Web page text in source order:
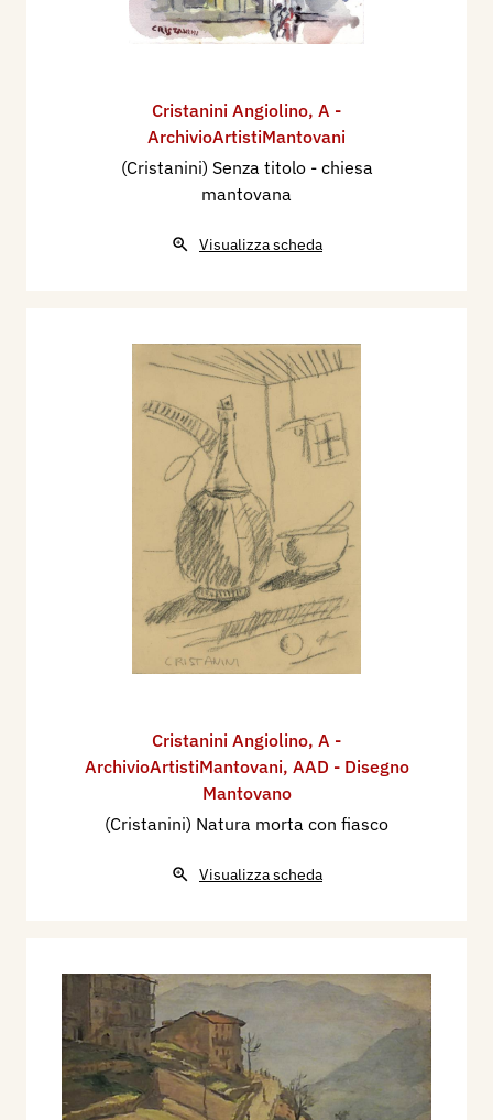
Cristanini Angiolino, A -
ArchivioArtistiMantovani
(Cristanini) Senza titolo - chiesa
mantovana
Visualizza scheda
Cristanini Angiolino, A -
ArchivioArtistiMantovani, AAD - Disegno
Mantovano
(Cristanini) Natura morta con fiasco
Visualizza scheda